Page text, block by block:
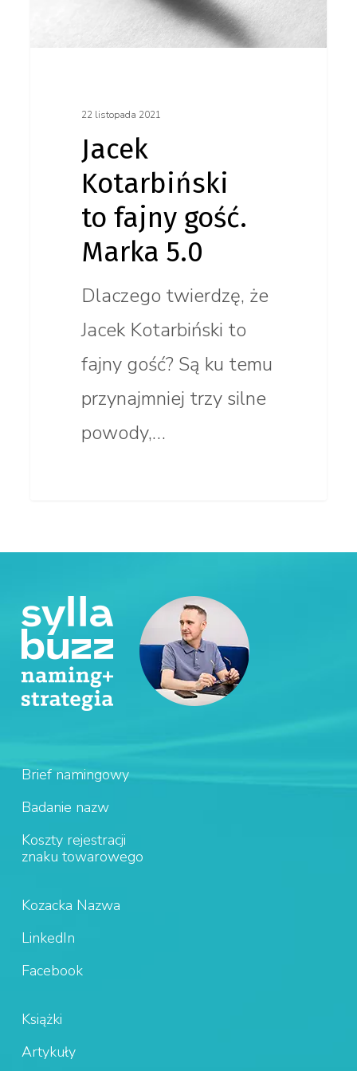
22 listopada 2021
Jacek
Kotarbiński
to fajny gość.
Marka 5.0
Dlaczego twierdzę, że
Jacek Kotarbiński to
fajny gość? Są ku temu
przynajmniej trzy silne
powody,…
Brief namingowy
Badanie nazw
Koszty rejestracji
znaku towarowego
Kozacka Nazwa
LinkedIn
Facebook
Książki
Artykuły